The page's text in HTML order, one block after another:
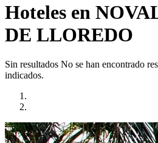
Hoteles en
DE LLOREDO
Sin resultados No se han encontrado
indicados.